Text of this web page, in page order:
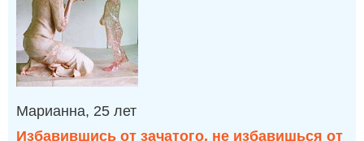
Марианна, 25 лет
Избавившись от зачатого, не избавишься от